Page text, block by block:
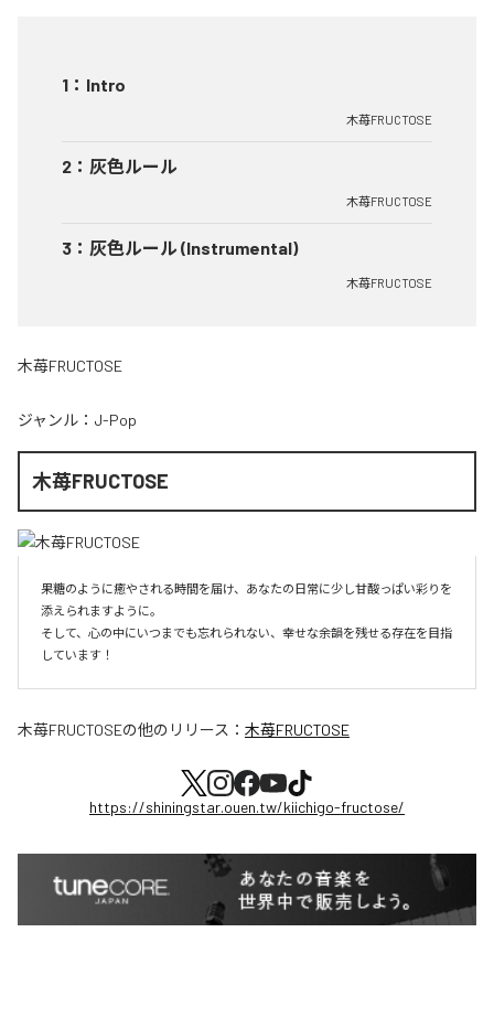
1 ： Intro
木苺FRUCTOSE
2 ： 灰色ルール
木苺FRUCTOSE
3 ： 灰色ルール (Instrumental)
木苺FRUCTOSE
木苺FRUCTOSE
ジャンル： J-Pop
木苺FRUCTOSE
果糖のように癒やされる時間を届け、あなたの日常に少し甘酸っぱい彩りを
添えられますように。
そして、心の中にいつまでも忘れられない、幸せな余韻を残せる存在を目指
しています！
木苺FRUCTOSEの他のリリース： 木苺FRUCTOSE
https://shiningstar.ouen.tw/kiichigo-fructose/